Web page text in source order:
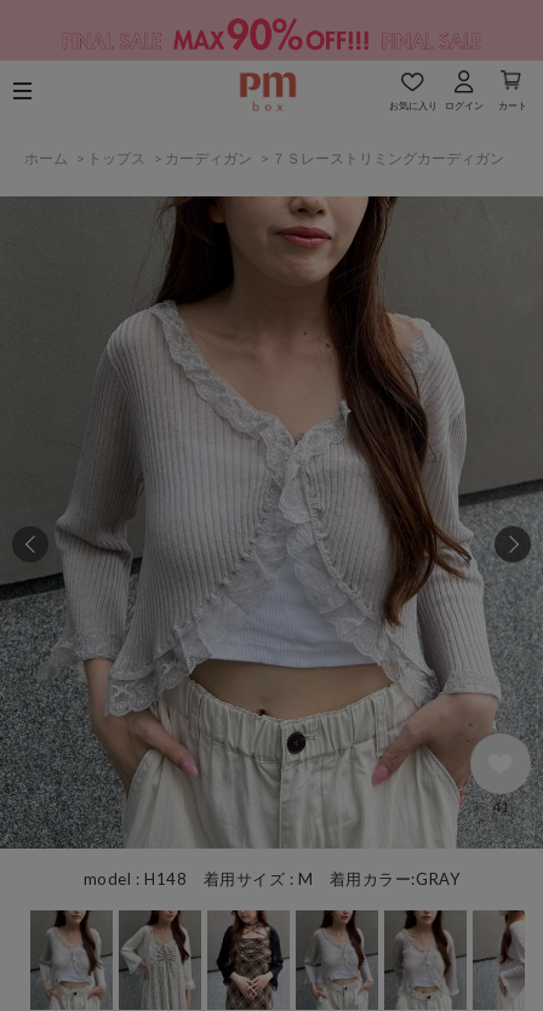
お気に入り ログイン カート
ホーム > トップス > カーディガン > ７Ｓレーストリミングカーディガン
model : H148 着用サイズ : M 着用カラー:GRAY
41